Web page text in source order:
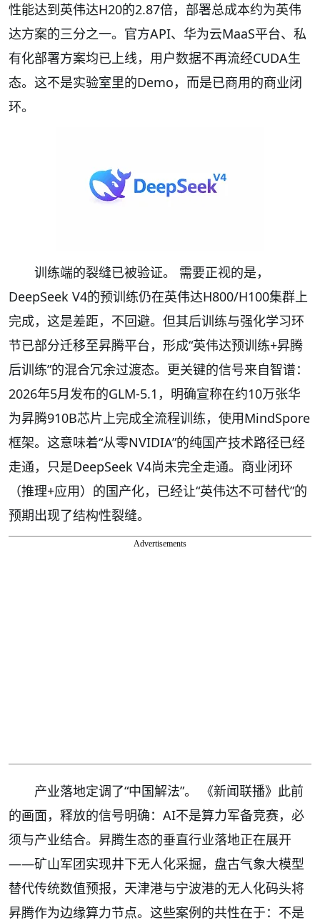
性能达到英伟达H20的2.87倍，部署总成本约为英伟
达方案的三分之一。官方API、华为云MaaS平台、私
有化部署方案均已上线，用户数据不再流经CUDA生
态。这不是实验室里的Demo，而是已商用的商业闭
环。
训练端的裂缝已被验证。 需要正视的是，
DeepSeek V4的预训练仍在英伟达H800/H100集群上
完成，这是差距，不回避。但其后训练与强化学习环
节已部分迁移至昇腾平台，形成“英伟达预训练+昇腾
后训练”的混合冗余过渡态。更关键的信号来自智谱：
2026年5月发布的GLM-5.1，明确宣称在约10万张华
为昇腾910B芯片上完成全流程训练，使用MindSpore
框架。这意味着“从零NVIDIA”的纯国产技术路径已经
走通，只是DeepSeek V4尚未完全走通。商业闭环
（推理+应用）的国产化，已经让“英伟达不可替代”的
预期出现了结构性裂缝。
Advertisements
产业落地定调了“中国解法”。 《新闻联播》此前
的画面，释放的信号明确：AI不是算力军备竞赛，必
须与产业结合。昇腾生态的垂直行业落地正在展开
——矿山军团实现井下无人化采掘，盘古气象大模型
替代传统数值预报，天津港与宁波港的无人化码头将
昇腾作为边缘算力节点。这些案例的共性在于：不是